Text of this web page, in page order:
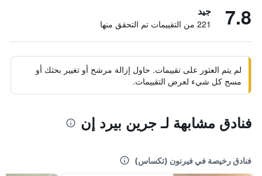
7.8 جيد
221 من التقييمات تم التحقق منها
لم يتم العثور على تقييمات. حاول إزالة مرشح أو تغيير بحثك أو
مسح كل شيء لعرض التقييمات.
فنادق مشابهة لـ جرين بيرد إن
فنادق رخيصة في فيرنون (تكساس)